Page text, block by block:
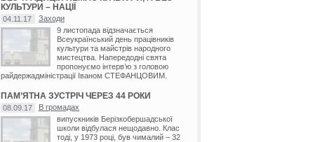
КУЛЬТУРИ – НАЦІЇ
04.11.17
Заходи
9 листопада відзначається
Всеукраїнський день працівників
культури та майстрів народного
мистецтва. Напередодні свята
пропонуємо інтерв’ю з головою
райдержадміністрації Іваном СТЕФАНЦОВИМ.
ПАМ’ЯТНА ЗУСТРІЧ ЧЕРЕЗ 44 РОКИ
08.09.17
В громадах
випускників Берізкобершадської
школи відбулася нещодавно. Клас
тоді, у 1973 році, був чималий – 32